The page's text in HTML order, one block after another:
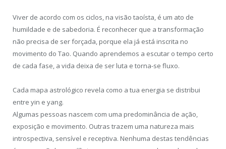
Viver de acordo com os ciclos, na visão taoísta, é um ato de
humildade e de sabedoria. É reconhecer que a transformação
não precisa de ser forçada, porque ela já está inscrita no
movimento do Tao. Quando aprendemos a escutar o tempo certo
de cada fase, a vida deixa de ser luta e torna-se fluxo.
Cada mapa astrológico revela como a tua energia se distribui
entre yin e yang.
Algumas pessoas nascem com uma predominância de ação,
exposição e movimento. Outras trazem uma natureza mais
introspectiva, sensível e receptiva. Nenhuma destas tendências